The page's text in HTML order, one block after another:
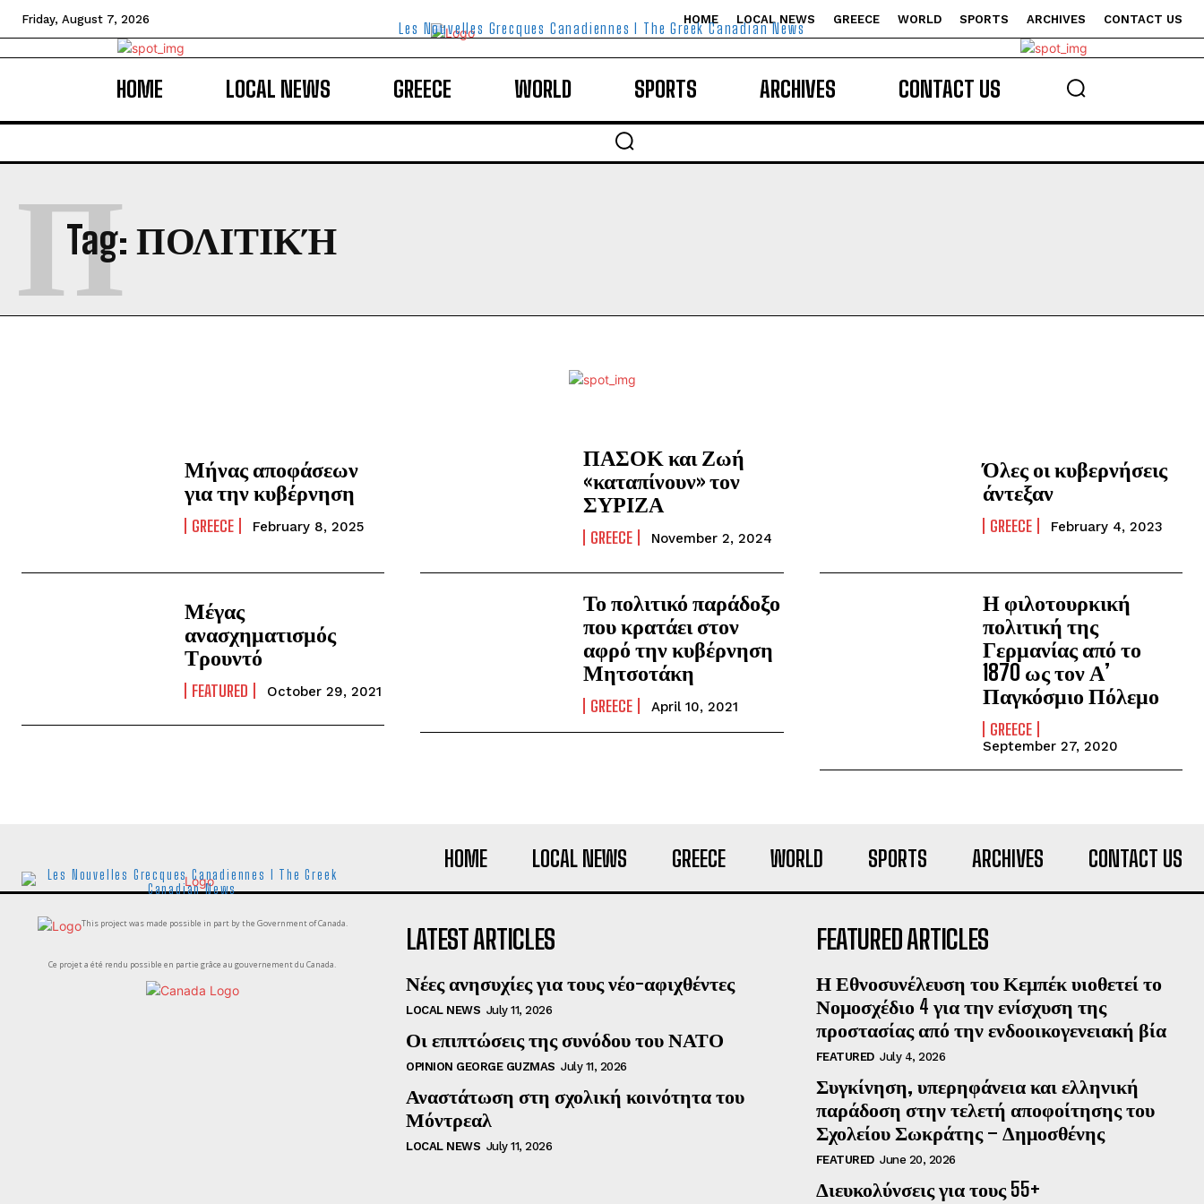
Friday, August 7, 2026 HOME LOCAL NEWS GREECE WORLD SPORTS ARCHIVES CONTACT US
Les Nouvelles Grecques Canadiennes I The Greek Canadian News
HOME LOCAL NEWS GREECE WORLD SPORTS ARCHIVES CONTACT US
Tag: ΠΟΛΙΤΙΚΉ
Π
Μήνας αποφάσεων
για την κυβέρνηση
GREECE February 8, 2025
ΠΑΣΟΚ και Ζωή
«καταπίνουν» τον
ΣΥΡΙΖΑ
GREECE November 2, 2024
Όλες οι κυβερνήσεις
άντεξαν
GREECE February 4, 2023
Μέγας
ανασχηματισμός
Τρουντό
FEATURED October 29, 2021
Το πολιτικό παράδοξο
που κρατάει στον
αφρό την κυβέρνηση
Μητσοτάκη
GREECE April 10, 2021
Η φιλοτουρκική
πολιτική της
Γερμανίας από το
1870 ως τον Α’
Παγκόσμιο Πόλεμο
GREECE
September 27, 2020
HOME LOCAL NEWS GREECE WORLD SPORTS ARCHIVES CONTACT US
Les Nouvelles Grecques Canadiennes I The Greek
Canadian News
This project was made possible in part by the Government of Canada.
Ce projet a été rendu possible en partie grâce au gouvernement du Canada.
LATEST ARTICLES
Νέες ανησυχίες για τους νέο-αφιχθέντες
LOCAL NEWS July 11, 2026
Οι επιπτώσεις της συνόδου του ΝΑΤΟ
OPINION GEORGE GUZMAS July 11, 2026
Αναστάτωση στη σχολική κοινότητα του
Μόντρεαλ
LOCAL NEWS July 11, 2026
FEATURED ARTICLES
Η Εθνοσυνέλευση του Κεμπέκ υιοθετεί το
Νομοσχέδιο 4 για την ενίσχυση της
προστασίας από την ενδοοικογενειακή βία
FEATURED July 4, 2026
Συγκίνηση, υπερηφάνεια και ελληνική
παράδοση στην τελετή αποφοίτησης του
Σχολείου Σωκράτης – Δημοσθένης
FEATURED June 20, 2026
Διευκολύνσεις για τους 55+